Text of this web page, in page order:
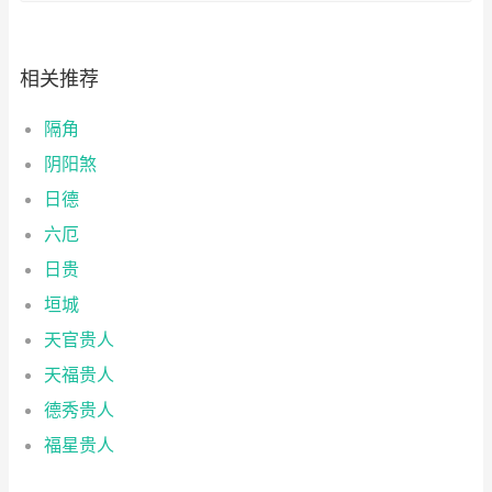
相关推荐
隔角
阴阳煞
日德
六厄
日贵
垣城
天官贵人
天福贵人
德秀贵人
福星贵人